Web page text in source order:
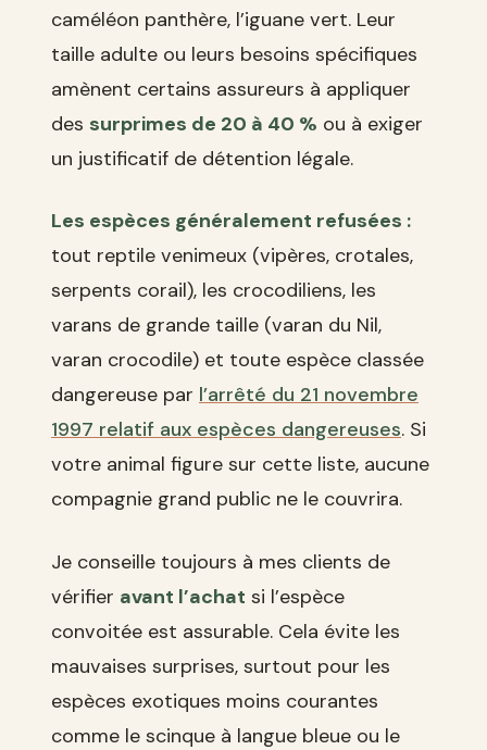
caméléon panthère, l’iguane vert. Leur
taille adulte ou leurs besoins spécifiques
amènent certains assureurs à appliquer
des surprimes de 20 à 40 % ou à exiger
un justificatif de détention légale.
Les espèces généralement refusées :
tout reptile venimeux (vipères, crotales,
serpents corail), les crocodiliens, les
varans de grande taille (varan du Nil,
varan crocodile) et toute espèce classée
dangereuse par l’arrêté du 21 novembre
1997 relatif aux espèces dangereuses. Si
votre animal figure sur cette liste, aucune
compagnie grand public ne le couvrira.
Je conseille toujours à mes clients de
vérifier avant l’achat si l’espèce
convoitée est assurable. Cela évite les
mauvaises surprises, surtout pour les
espèces exotiques moins courantes
comme le scinque à langue bleue ou le